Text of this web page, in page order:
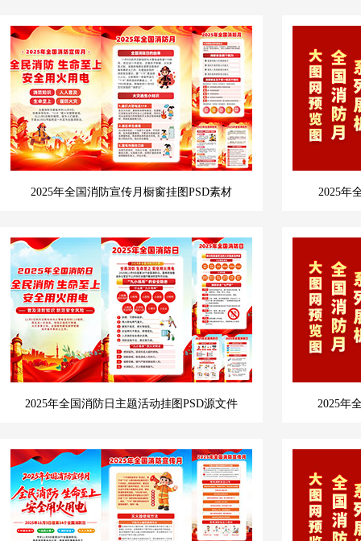
2025年全国消防宣传月橱窗挂图PSD素材 2025年
2025年全国消防日主题活动挂图PSD源文件 2025年